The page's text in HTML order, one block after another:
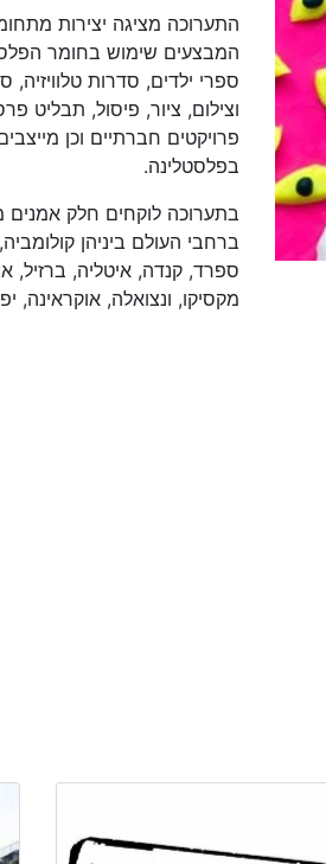
התערוכה מציגה יצירות
ספרי ילדים, סדרות טלוויזיה,
וצילום, ציור, פיסול, תבליט
פרויקטים חברתיים וכן מייצבים
בפלסטלינה.
בתערוכה לוקחים חלק אמנים
ברחבי העולם ביניהן
ספרד, קנדה, איטליה, ברזיל,
מקסיקו, ונצואלה, אוקראינה,